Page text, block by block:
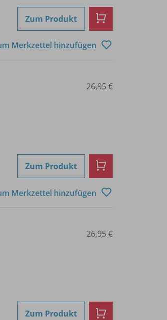
Zum Produkt
Merkzettel hinzufügen
26,95 €
Zum Produkt
Merkzettel hinzufügen
26,95 €
Zum Produkt